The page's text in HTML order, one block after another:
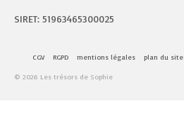
SIRET: 51963465300025
CGV RGPD mentions légales plan du site
© 2026 Les trésors de Sophie